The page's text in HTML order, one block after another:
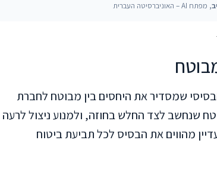
, מפתח AI – האוניברסיטה העברית
1981, הוא החוק הבסיסי שמסדיר את היחסים בין מבוטח לחברת
שנחשב לצד החלש בחוזה, ולמנוע ניצול לרעה
40 שנה, עקרונותיו עדיין מהווים את הבסיס לכל תביעת ביטוח